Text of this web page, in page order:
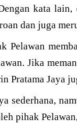
kata lain,
dan juga
Pelawan
Jika
Pratama Jaya
sederhana,
pihak